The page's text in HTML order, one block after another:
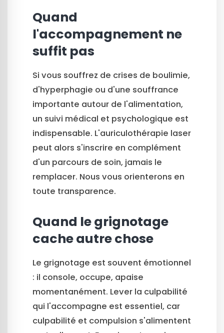
Quand
l'accompagnement ne
suffit pas
Si vous souffrez de crises de boulimie,
d'hyperphagie ou d'une souffrance
importante autour de l'alimentation,
un suivi médical et psychologique est
indispensable. L'auriculothérapie laser
peut alors s'inscrire en complément
d'un parcours de soin, jamais le
remplacer. Nous vous orienterons en
toute transparence.
Quand le grignotage
cache autre chose
Le grignotage est souvent émotionnel
: il console, occupe, apaise
momentanément. Lever la culpabilité
qui l'accompagne est essentiel, car
culpabilité et compulsion s'alimentent